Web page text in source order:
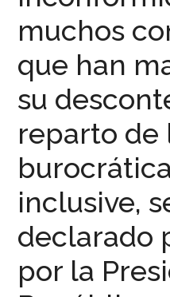
muchos
que han
su
reparto de
inclusive,
declarado
por la